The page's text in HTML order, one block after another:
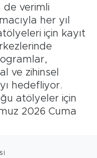
de verimli
her yıl
için kayıt
ve zihinsel
hedefliyor.
atölyeler için
2026 Cuma